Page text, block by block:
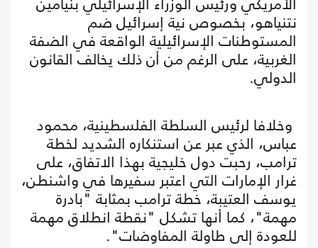
نتنياهو، بخصوص نية إسرائيل ضم
المستوطنات الإسرائيلية الواقعة في الضفة
الغربية، على الرغم من أن ذلك يخالف القانون
الدولي.
وخلافا لرئيس السلطة الفلسطينية، محمود
عباس، الذي عبر عن استنكاره الشديد لخطة
ترامب، رحبت دول خليجية بهذا الاتفاق، على
غرار الإمارات التي اعتبر سفيرها في واشنطن،
يوسف العتيبة، خطة ترامب بمثابة "بادرة
مهمة"، كما أنها تشكل "نقطة انطلاق مهمة
للعودة إلى طاولة المفاوضات".